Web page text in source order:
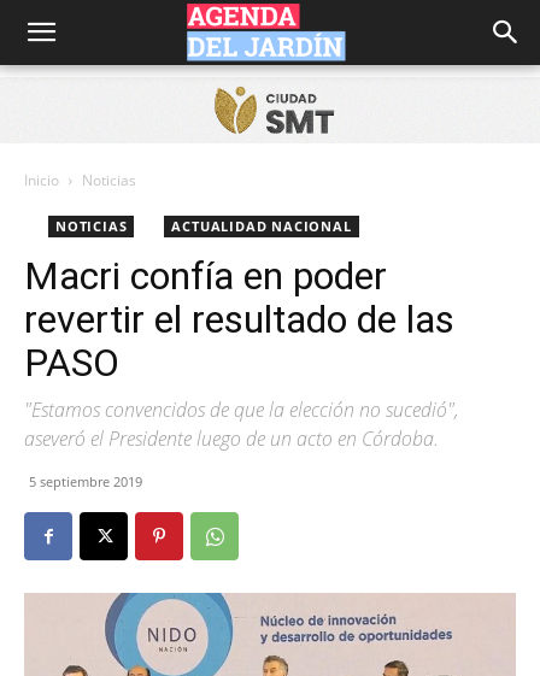
Agenda
Jardín
Inicio Noticias
NOTICIAS ACTUALIDAD NACIONAL
Macri confía en poder
revertir el resultado de las
PASO
"Estamos convencidos de que la elección no sucedió",
aseveró el Presidente luego de un acto en Córdoba.
5 septiembre 2019